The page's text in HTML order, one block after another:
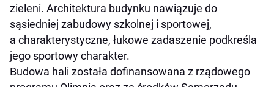
zieleni. Architektura budynku nawiązuje do
sąsiedniej zabudowy szkolnej i sportowej,
a charakterystyczne, łukowe zadaszenie podkreśla
jego sportowy charakter.
Budowa hali została dofinansowana z rządowego